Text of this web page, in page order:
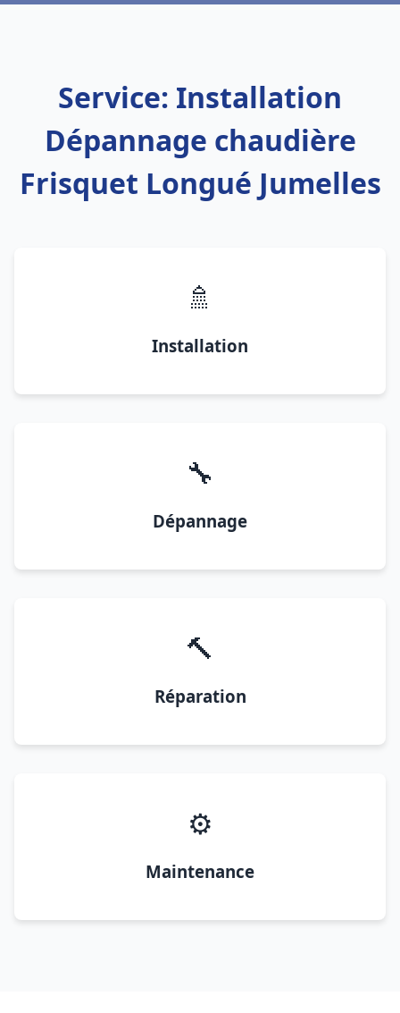
Service: Installation
Dépannage chaudière
Frisquet Longué Jumelles
🚿
Installation
🔧
Dépannage
🔨
Réparation
⚙️
Maintenance